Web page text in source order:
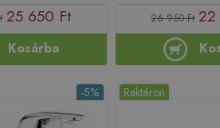
25 650 Ft
Kosárba
26 950 Ft 22
-5% Raktáron